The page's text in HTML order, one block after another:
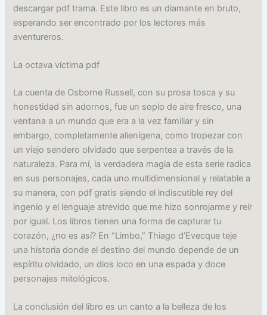
descargar pdf trama. Este libro es un diamante en bruto,
esperando ser encontrado por los lectores más
aventureros.
La octava víctima pdf
La cuenta de Osborne Russell, con su prosa tosca y su
honestidad sin adornos, fue un soplo de aire fresco, una
ventana a un mundo que era a la vez familiar y sin
embargo, completamente alienígena, como tropezar con
un viejo sendero olvidado que serpentea a través de la
naturaleza. Para mí, la verdadera magia de esta serie radica
en sus personajes, cada uno multidimensional y relatable a
su manera, con pdf gratis siendo el indiscutible rey del
ingenio y el lenguaje atrevido que me hizo sonrojarme y reír
por igual. Los libros tienen una forma de capturar tu
corazón, ¿no es así? En “Limbo,” Thiago d’Evecque teje
una historia donde el destino del mundo depende de un
espíritu olvidado, un dios loco en una espada y doce
personajes mitológicos.
La conclusión del libro es un canto a la belleza de los